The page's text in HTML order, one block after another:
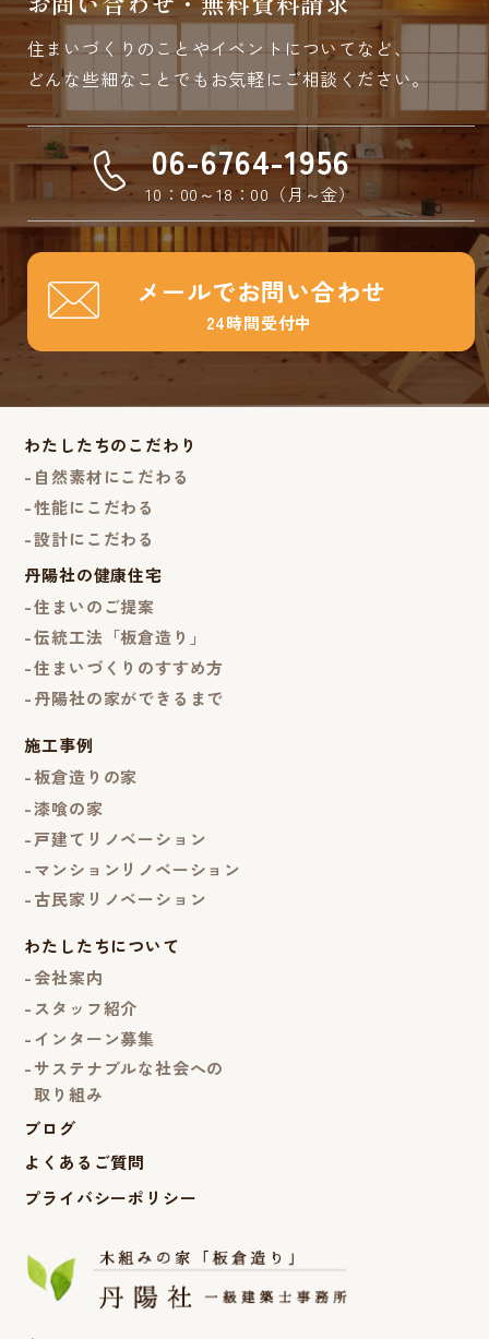
住まいづくりのことやイベントについてなど、
どんな些細なことでもお気軽にご相談ください。
06-6764-1956
10：00～18：00（月～金）
メールでお問い合わせ
24時間受付中
わたしたちのこだわり
自然素材にこだわる
性能にこだわる
設計にこだわる
丹陽社の健康住宅
住まいのご提案
伝統工法「板倉造り」
住まいづくりのすすめ方
丹陽社の家ができるまで
施工事例
板倉造りの家
漆喰の家
戸建てリノベーション
マンションリノベーション
古民家リノベーション
わたしたちについて
会社案内
スタッフ紹介
インターン募集
サステナブルな社会への
取り組み
ブログ
よくあるご質問
プライバシーポリシー